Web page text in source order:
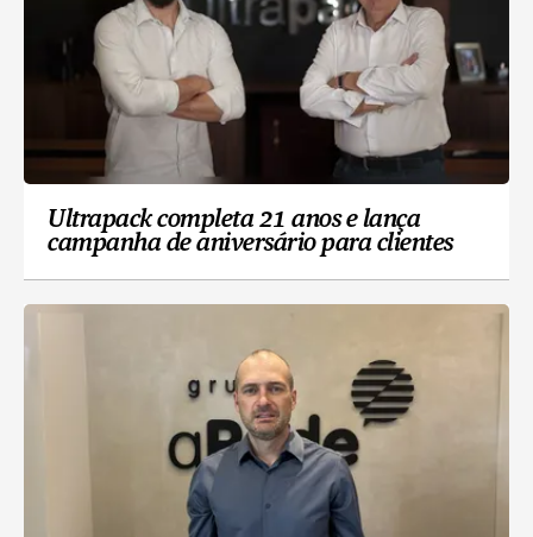
Ultrapack completa 21 anos e lança
campanha de aniversário para clientes